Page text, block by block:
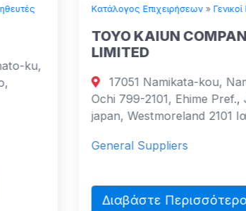
Κατάλογος Επιχειρήσεων» Γενικοί Προμηθευτές
TOYO KAIUN COMPANY
17051 Namikata-kou, Namikata-cho,
Ochi 799-2101, Ehime Pref., Japan
japan, Westmoreland 2101 Ιαπωνία
General Suppliers
Διαβάστε Περισσότερα